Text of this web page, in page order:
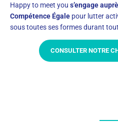
Happy to meet you s’engage
Compétence Égale pour lutter
sous toutes ses formes durant
CONSULTER NOTRE